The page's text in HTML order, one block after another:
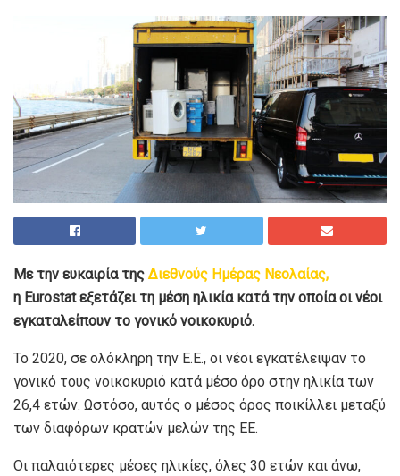
Με την ευκαιρία της Διεθνούς Ημέρας Νεολαίας,
η Eurostat εξετάζει τη μέση ηλικία κατά την οποία οι νέοι
εγκαταλείπουν το γονικό νοικοκυριό.
Το 2020, σε ολόκληρη την Ε.Ε., οι νέοι εγκατέλειψαν το
γονικό τους νοικοκυριό κατά μέσο όρο στην ηλικία των
26,4 ετών. Ωστόσο, αυτός ο μέσος όρος ποικίλλει μεταξύ
των διαφόρων κρατών μελών της ΕΕ.
Οι παλαιότερες μέσες ηλικίες, όλες 30 ετών και άνω,